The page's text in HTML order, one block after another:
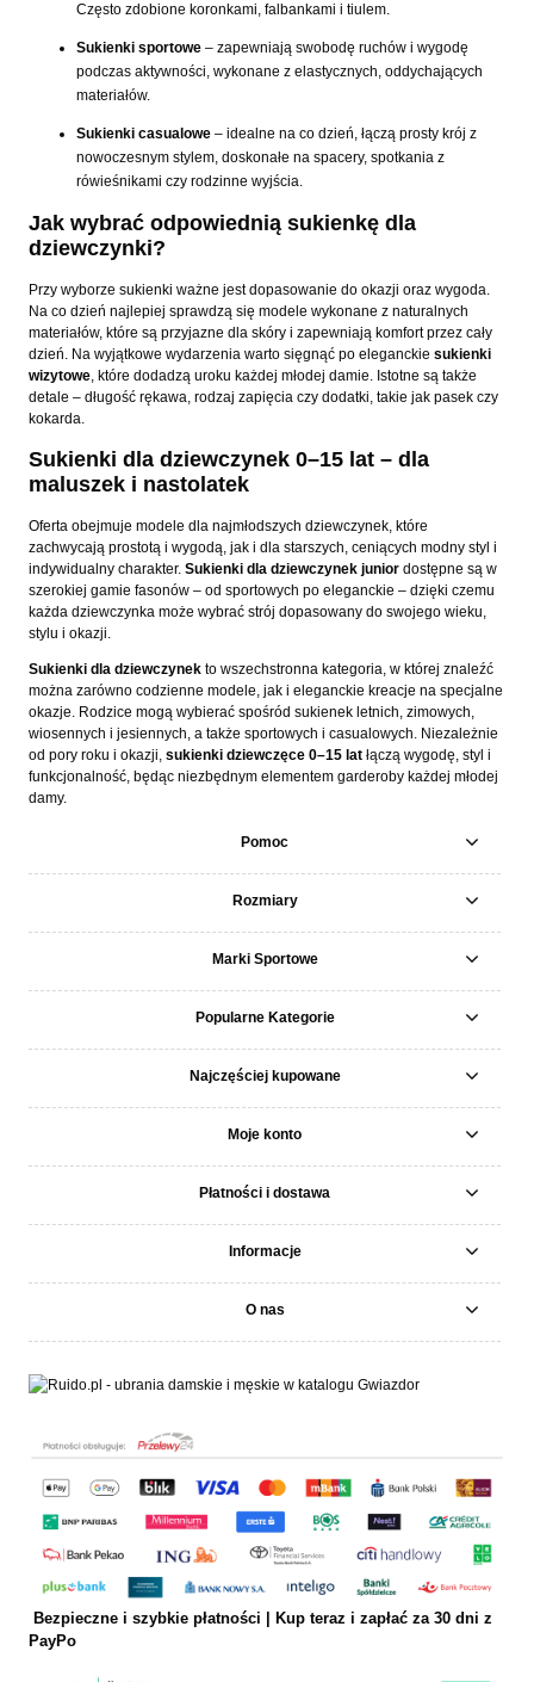
Często zdobione koronkami, falbankami i tiulem.
Sukienki sportowe – zapewniają swobodę ruchów i wygodę
podczas aktywności, wykonane z elastycznych, oddychających
materiałów.
Sukienki casualowe – idealne na co dzień, łączą prosty krój z
nowoczesnym stylem, doskonałe na spacery, spotkania z
rówieśnikami czy rodzinne wyjścia.
Jak wybrać odpowiednią sukienkę dla
dziewczynki?
Przy wyborze sukienki ważne jest dopasowanie do okazji oraz wygoda.
Na co dzień najlepiej sprawdzą się modele wykonane z naturalnych
materiałów, które są przyjazne dla skóry i zapewniają komfort przez cały
dzień. Na wyjątkowe wydarzenia warto sięgnąć po eleganckie sukienki
wizytowe, które dodadzą uroku każdej młodej damie. Istotne są także
detale – długość rękawa, rodzaj zapięcia czy dodatki, takie jak pasek czy
kokarda.
Sukienki dla dziewczynek 0–15 lat – dla
maluszek i nastolatek
Oferta obejmuje modele dla najmłodszych dziewczynek, które
zachwycają prostotą i wygodą, jak i dla starszych, ceniących modny styl i
indywidualny charakter. Sukienki dla dziewczynek junior dostępne są w
szerokiej gamie fasonów – od sportowych po eleganckie – dzięki czemu
każda dziewczynka może wybrać strój dopasowany do swojego wieku,
stylu i okazji.
Sukienki dla dziewczynek to wszechstronna kategoria, w której znaleźć
można zarówno codzienne modele, jak i eleganckie kreacje na specjalne
okazje. Rodzice mogą wybierać spośród sukienek letnich, zimowych,
wiosennych i jesiennych, a także sportowych i casualowych. Niezależnie
od pory roku i okazji, sukienki dziewczęce 0–15 lat łączą wygodę, styl i
funkcjonalność, będąc niezbędnym elementem garderoby każdej młodej
damy.
Pomoc
Rozmiary
Marki Sportowe
Popularne Kategorie
Najczęściej kupowane
Moje konto
Płatności i dostawa
Informacje
O nas
Bezpieczne i szybkie płatności | Kup teraz i zapłać za 30 dni z
PayPo